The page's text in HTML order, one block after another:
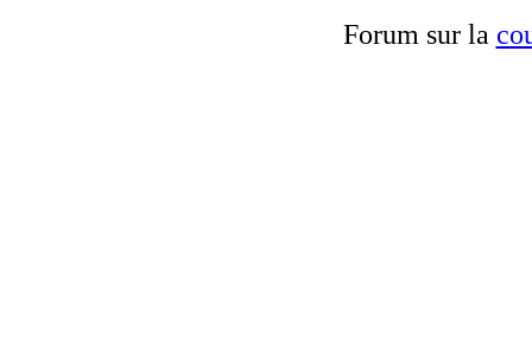
Forum sur la